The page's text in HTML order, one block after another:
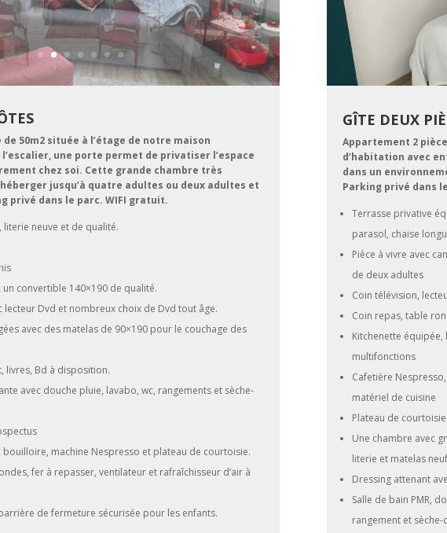
50m2 située à l’étage de notre maison
une porte permet de privatiser l’espace
chez soi. Cette grande chambre très
jusqu’à quatre adultes ou deux adultes et
privé dans le parc. WIFI gratuit.
literie neuve et de qualité.
un convertible 140×190 de qualité.
lecteur Dvd et nombreux choix de Dvd tout âge.
avec des matelas de 90×190 pour le couchage des
livres, Bd à disposition.
avec douche pluie, lavabo, wc, rangements et sèche-
bouilloire, machine Nespresso et plateau de courtoisie.
fer à repasser, ventilateur et rafraîchisseur d’air à
de fermeture sécurisée pour les enfants.
GÎTE DEUX
Appartement 2
d’habitation avec
dans un
Parking privé dans
Terrasse privative
parasol, chaise
Pièce à vivre avec
de deux adultes
Coin télévision,
Coin repas, table
Kitchenette
multifonctions
Cafetière
matériel de cuisine
Plateau de courtoisie
Une chambre avec
literie et matelas
Dressing attenant
Salle de bain PMR,
rangement et sèche-